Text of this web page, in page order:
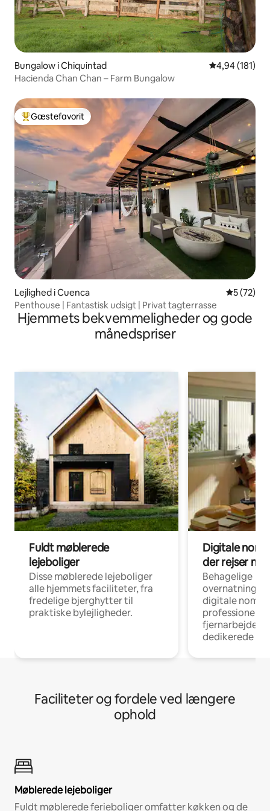
Bungalow i Chiquintad 4,94 ud af 5 i
4,94 (181)
Hacienda Chan Chan – Farm Bungalow
Bedste gæstefavorit
Gæstefavorit
Lejlighed i Cuenca 5 ud af 5 i
5 (72)
Penthouse | Fantastisk udsigt | Privat tagterrasse
Hjemmets bekvemmeligheder og gode
månedspriser
Fuldt møblerede
lejeboliger
Disse møblerede lejeboliger
alle hjemmets faciliteter, fra
fredelige bjerghytter til
praktiske bylejligheder.
Digitale
der rejser
Behagelige
digitale
professionelle
fjernarbejde,
dedikerede
Faciliteter og fordele ved længere
ophold
Møblerede lejeboliger
Fuldt møblerede ferieboliger omfatter køkken og de